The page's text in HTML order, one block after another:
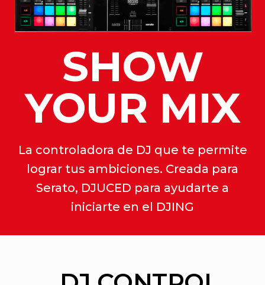
SHOW
YOUR MIX
La controladora de DJ que te permite
lograr tus ambiciones. Creada para
Serato, DJUCED para ayudarte a
iniciarte en el DJING